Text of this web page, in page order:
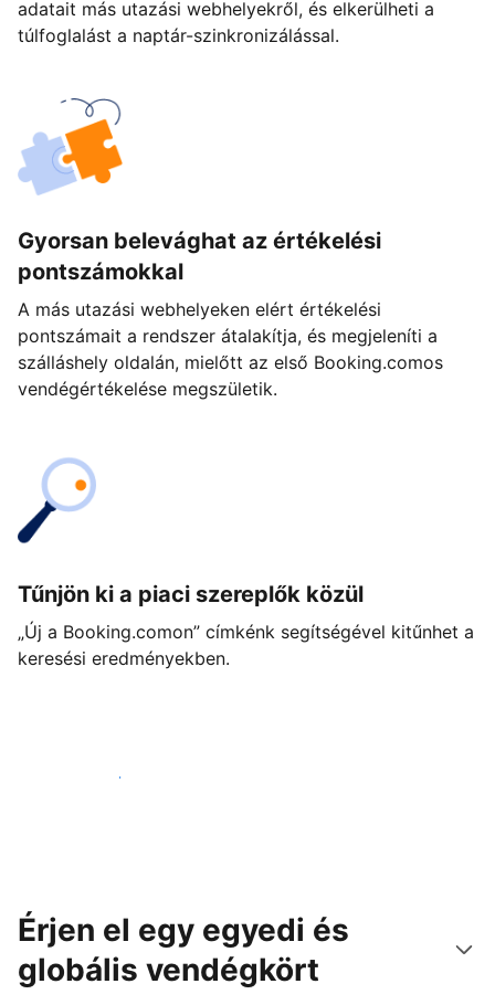
adatait más utazási webhelyekről, és elkerülheti a
túlfoglalást a naptár-szinkronizálással.
Gyorsan belevághat az értékelési
pontszámokkal
A más utazási webhelyeken elért értékelési
pontszámait a rendszer átalakítja, és megjeleníti a
szálláshely oldalán, mielőtt az első Booking.comos
vendégértékelése megszületik.
Tűnjön ki a piaci szereplők közül
„Új a Booking.comon” címkénk segítségével kitűnhet a
keresési eredményekben.
Vágjon bele még ma
Érjen el egy egyedi és
globális vendégkört